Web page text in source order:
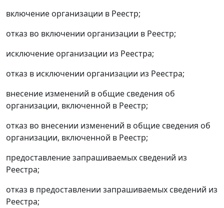
включение организации в Реестр;
отказ во включении организации в Реестр;
исключение организации из Реестра;
отказ в исключении организации из Реестра;
внесение изменений в общие сведения об
организации, включенной в Реестр;
отказ во внесении изменений в общие сведения об
организации, включенной в Реестр;
предоставление запрашиваемых сведений из
Реестра;
отказ в предоставлении запрашиваемых сведений из
Реестра;